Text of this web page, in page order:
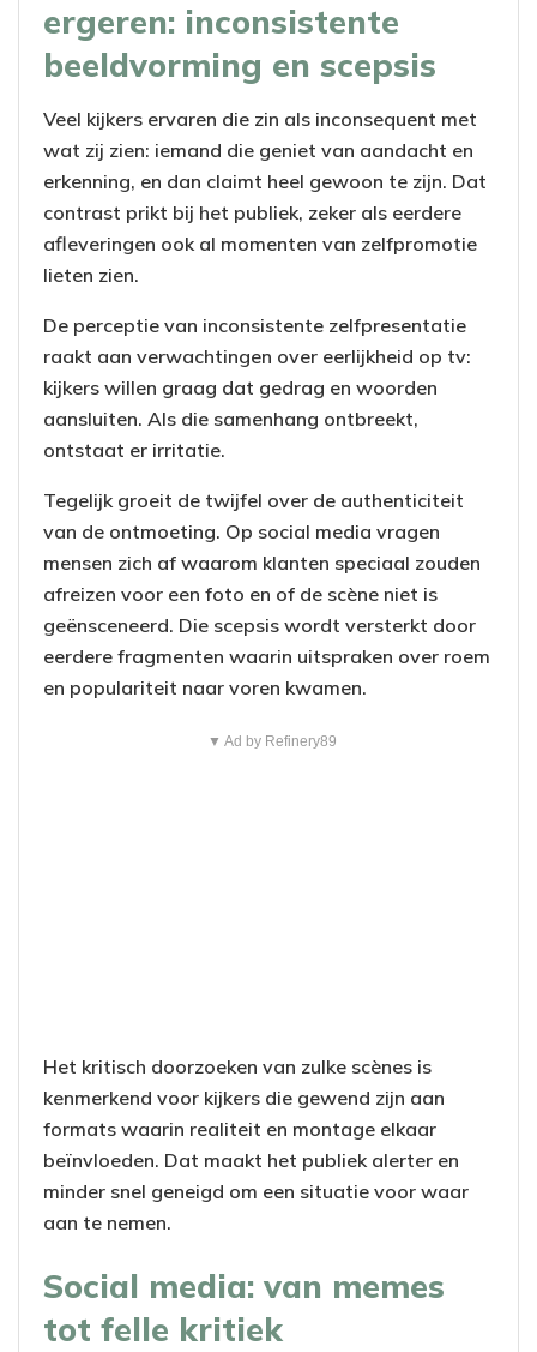
ergeren: inconsistente
beeldvorming en scepsis
Veel kijkers ervaren die zin als inconsequent met
wat zij zien: iemand die geniet van aandacht en
erkenning, en dan claimt heel gewoon te zijn. Dat
contrast prikt bij het publiek, zeker als eerdere
afleveringen ook al momenten van zelfpromotie
lieten zien.
De perceptie van inconsistente zelfpresentatie
raakt aan verwachtingen over eerlijkheid op tv:
kijkers willen graag dat gedrag en woorden
aansluiten. Als die samenhang ontbreekt,
ontstaat er irritatie.
Tegelijk groeit de twijfel over de authenticiteit
van de ontmoeting. Op social media vragen
mensen zich af waarom klanten speciaal zouden
afreizen voor een foto en of de scène niet is
geënsceneerd. Die scepsis wordt versterkt door
eerdere fragmenten waarin uitspraken over roem
en populariteit naar voren kwamen.
▼ Ad by Refinery89
Het kritisch doorzoeken van zulke scènes is
kenmerkend voor kijkers die gewend zijn aan
formats waarin realiteit en montage elkaar
beïnvloeden. Dat maakt het publiek alerter en
minder snel geneigd om een situatie voor waar
aan te nemen.
Social media: van memes
tot felle kritiek